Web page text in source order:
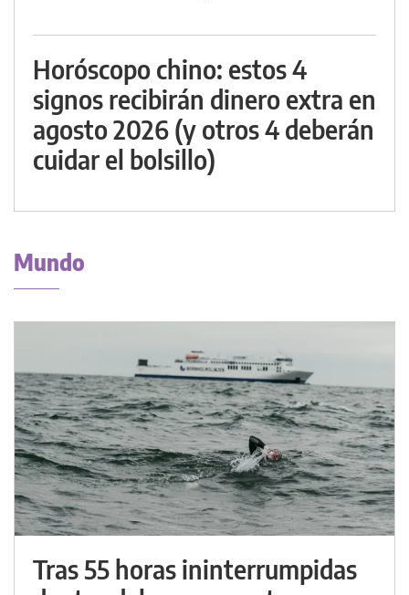
Horóscopo chino: estos 4
signos recibirán dinero extra en
agosto 2026 (y otros 4 deberán
cuidar el bolsillo)
Mundo
Tras 55 horas ininterrumpidas